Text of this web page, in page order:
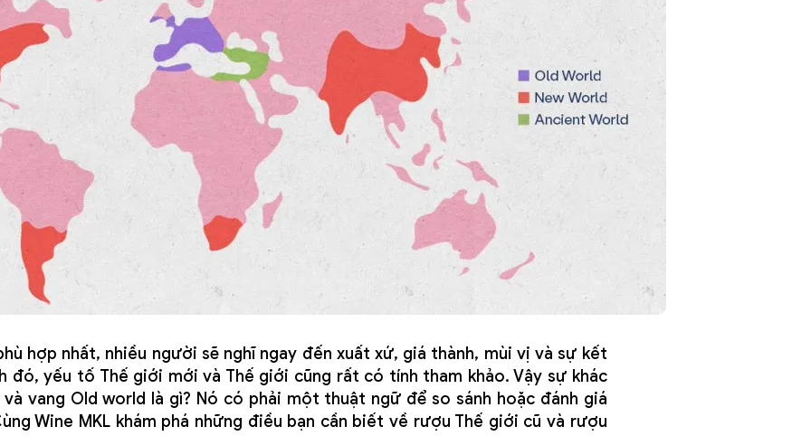
hợp nhất, nhiều người sẽ nghĩ ngay đến xuất xứ, giá thành, mùi vị và sự kết
đó, yếu tố Thế giới mới và Thế giới cũng rất có tính tham khảo. Vậy sự khác
vang Old world là gì? Nó có phải một thuật ngữ để so sánh hoặc đánh giá
Wine MKL khám phá những điều bạn cần biết về rượu Thế giới cũ và rượu